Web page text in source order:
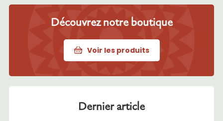
Découvrez notre boutique
Voir les produits
Dernier article